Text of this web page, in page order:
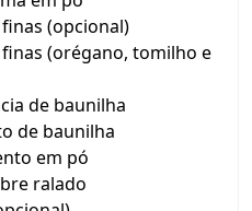
(opcional)
(orégano, tomilho e
de baunilha
de baunilha
em pó
ralado